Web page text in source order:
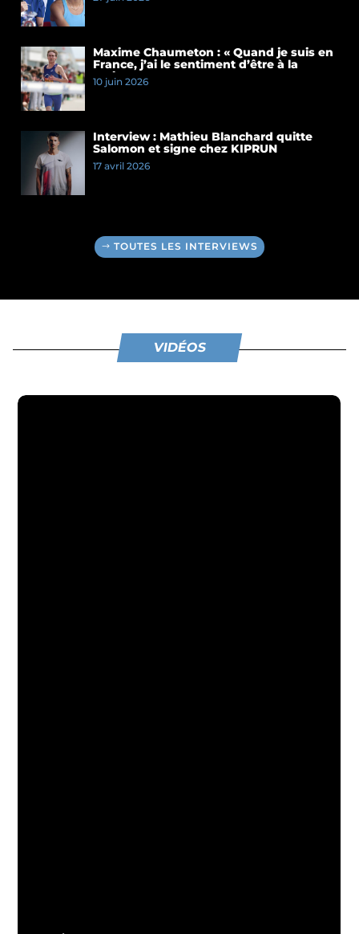
presse du Meeting de Paris 2026
Maxime Chaumeton : « Quand je suis en
France, j’ai le sentiment d’être à la
maison »
10 juin 2026
Interview : Mathieu Blanchard quitte
Salomon et signe chez KIPRUN
17 avril 2026
TOUTES LES INTERVIEWS
VIDÉOS